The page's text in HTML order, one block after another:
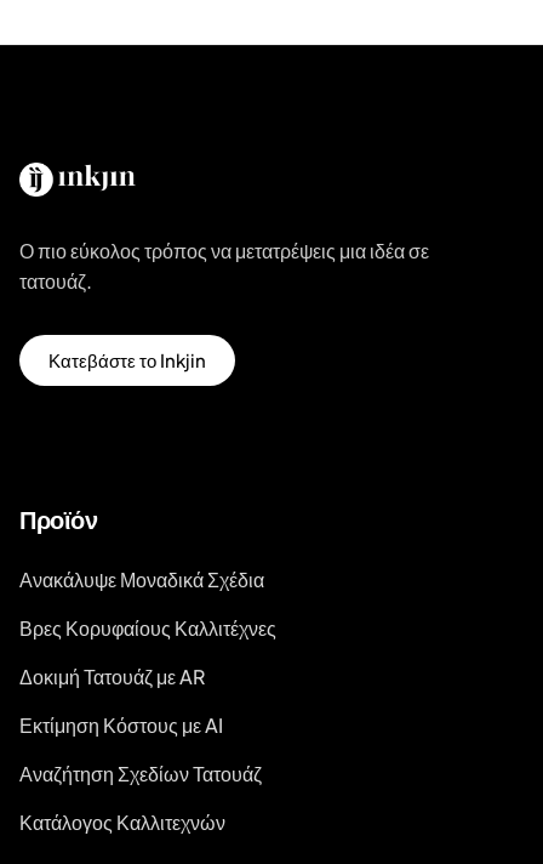
Ο πιο εύκολος τρόπος να μετατρέψεις μια ιδέα σε
τατουάζ.
Κατεβάστε το Inkjin
Προϊόν
Ανακάλυψε Μοναδικά Σχέδια
Βρες Κορυφαίους Καλλιτέχνες
Δοκιμή Τατουάζ με AR
Εκτίμηση Κόστους με AI
Αναζήτηση Σχεδίων Τατουάζ
Κατάλογος Καλλιτεχνών